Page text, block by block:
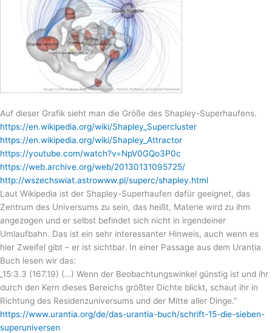
Auf dieser Grafik sieht man die Größe des Shapley-Superhaufens.
https://en.wikipedia.org/wiki/Shapley_Supercluster
https://en.wikipedia.org/wiki/Shapley_Attractor
https://youtube.com/watch?v=NpV0GQo3P0c
https://web.archive.org/web/20130131095725/
http://wszechswiat.astrowww.pl/superc/shapley.html
Laut Wikipedia ist der Shapley-Superhaufen dafür geeignet, das
Zentrum des Universums zu sein, das heißt, Materie wird zu ihm
angezogen und er selbst befindet sich nicht in irgendeiner
Umlaufbahn. Das ist ein sehr interessanter Hinweis, auch wenn es
hier Zweifel gibt – er ist sichtbar. In einer Passage aus dem Urantia
Buch lesen wir das:
„15:3.3 (167.19) (…) Wenn der Beobachtungswinkel günstig ist und ihr
durch den Kern dieses Bereichs größter Dichte blickt, schaut ihr in
Richtung des Residenzuniversums und der Mitte aller Dinge.”
https://www.urantia.org/de/das-urantia-buch/schrift-15-die-sieben-
superuniversen